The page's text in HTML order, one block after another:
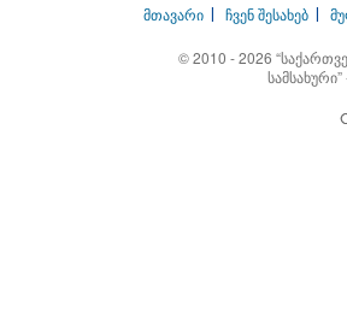
მთავარი ჩვენ შესახებ
© 2010 - 2026